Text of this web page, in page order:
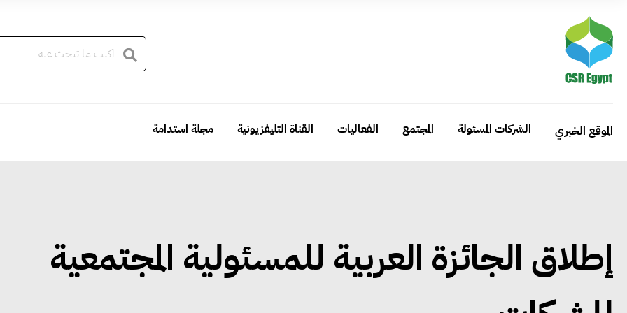
الموقع الخبري الشركات المسئولة المجتمع الفعاليات القناة التليفزيونية مجلة استدامة
إطلاق الجائزة العربية للمسئولية المجتمعية